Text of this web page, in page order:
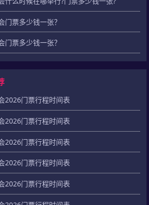
门票多少钱一张？
门票多少钱一张？
2026门票行程时间表
2026门票行程时间表
2026门票行程时间表
2026门票行程时间表
2026门票行程时间表